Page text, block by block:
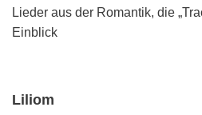
Lieder aus der Romantik, die
Einblick
Liliom